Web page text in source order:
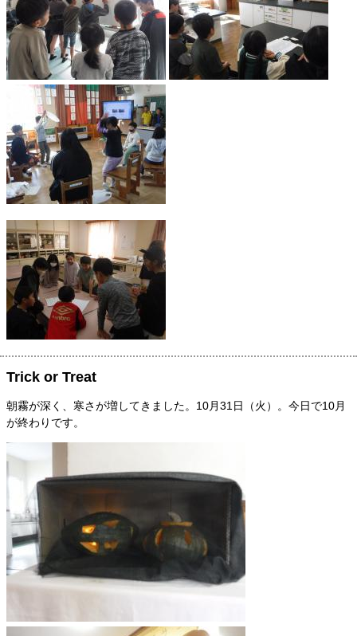
Trick or Treat
朝霧が深く、寒さが増してきました。10月31日（火）。今日で10月
が終わりです。